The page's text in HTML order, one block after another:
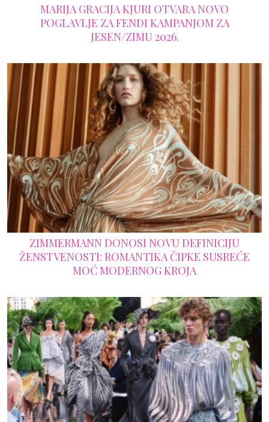
MARIJA GRACIJA KJURI OTVARA NOVO
POGLAVLJE ZA FENDI KAMPANJOM ZA
JESEN/ZIMU 2026.
ZIMMERMANN DONOSI NOVU DEFINICIJU
ŽENSTVENOSTI: ROMANTIKA ČIPKE SUSREĆE
MOĆ MODERNOG KROJA